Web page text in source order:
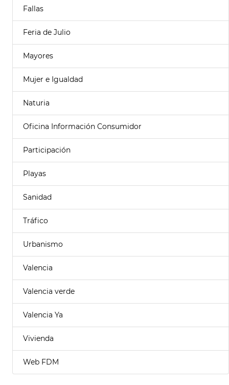
Fallas
Feria de Julio
Mayores
Mujer e Igualdad
Naturia
Oficina Información Consumidor
Participación
Playas
Sanidad
Tráfico
Urbanismo
Valencia
Valencia verde
Valencia Ya
Vivienda
Web FDM